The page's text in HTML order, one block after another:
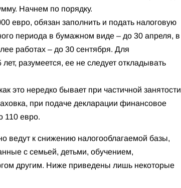
Начнем по порядку.
евро, обязан заполнить и подать налоговую
периода в бумажном виде – до 30 апреля, в
работах – до 30 сентября. Для
разумеется, ее не следует откладывать
это нередко бывает при частичной занятости
при подаче декларации финансовое
110 евро.
ведут к снижению налогооблагаемой базы,
с семьей, детьми, обучением,
другим. Ниже приведены лишь некоторые